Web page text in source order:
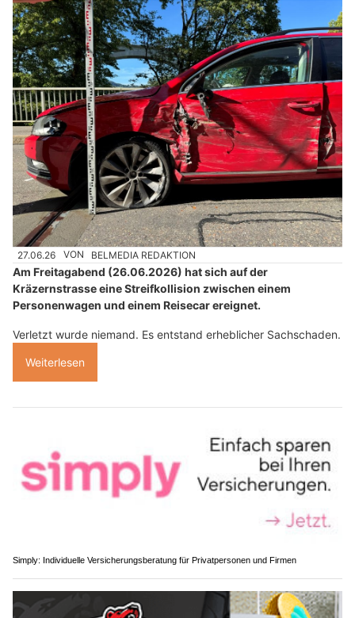
27.06.26 VON BELMEDIA REDAKTION
Am Freitagabend (26.06.2026) hat sich auf der
Kräzernstrasse eine Streifkollision zwischen einem
Personenwagen und einem Reisecar ereignet.
Verletzt wurde niemand. Es entstand erheblicher Sachschaden.
Weiterlesen
Simply: Individuelle Versicherungsberatung für Privatpersonen und Firmen